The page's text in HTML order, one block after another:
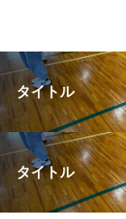
タイトル
タイトル